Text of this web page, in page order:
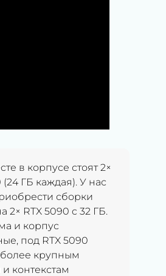
в корпусе стоят 2×
(24 ГБ каждая). У нас
сборки
2× RTX 5090 c 32 ГБ.
и корпус
под RTX 5090
крупным
контекстам